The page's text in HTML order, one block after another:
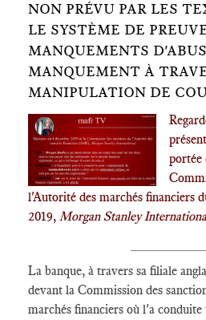
NON PRÉVU PAR LES
LE SYSTÈME DE
MANQUEMENTS
MANQUEMENT À
MANIPULATION DE
portée
l'Autorité des marchés financiers
2019, Morgan Stanley
La banque, à travers sa filiale
devant la Commission des
marchés financiers où l'a